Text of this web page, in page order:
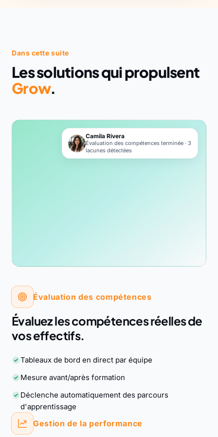
Dans cette suite
Les solutions qui propulsent
Grow.
Camila Rivera
Évaluation des compétences terminée · 3
lacunes détectées
Évaluation des compétences
Évaluez les compétences réelles de
vos effectifs.
Tableaux de bord en direct par équipe
Mesure avant/après formation
Déclenche automatiquement des parcours
d'apprentissage
Gestion de la performance